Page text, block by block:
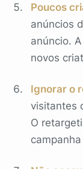
Poucos
anúncios
anúncio.
novos
Ignorar o
visitantes
O